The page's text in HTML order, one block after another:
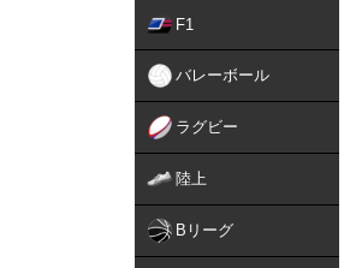
F1
バレーボール
ラグビー
陸上
Bリーグ